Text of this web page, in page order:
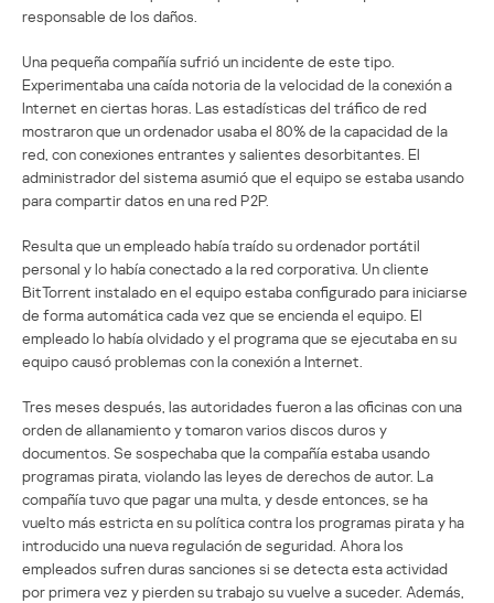
responsable de los daños.
Una pequeña compañía sufrió un incidente de este tipo.
Experimentaba una caída notoria de la velocidad de la conexión a
Internet en ciertas horas. Las estadísticas del tráfico de red
mostraron que un ordenador usaba el 80% de la capacidad de la
red, con conexiones entrantes y salientes desorbitantes. El
administrador del sistema asumió que el equipo se estaba usando
para compartir datos en una red P2P.
Resulta que un empleado había traído su ordenador portátil
personal y lo había conectado a la red corporativa. Un cliente
BitTorrent instalado en el equipo estaba configurado para iniciarse
de forma automática cada vez que se encienda el equipo. El
empleado lo había olvidado y el programa que se ejecutaba en su
equipo causó problemas con la conexión a Internet.
Tres meses después, las autoridades fueron a las oficinas con una
orden de allanamiento y tomaron varios discos duros y
documentos. Se sospechaba que la compañía estaba usando
programas pirata, violando las leyes de derechos de autor. La
compañía tuvo que pagar una multa, y desde entonces, se ha
vuelto más estricta en su política contra los programas pirata y ha
introducido una nueva regulación de seguridad. Ahora los
empleados sufren duras sanciones si se detecta esta actividad
por primera vez y pierden su trabajo su vuelve a suceder. Además,